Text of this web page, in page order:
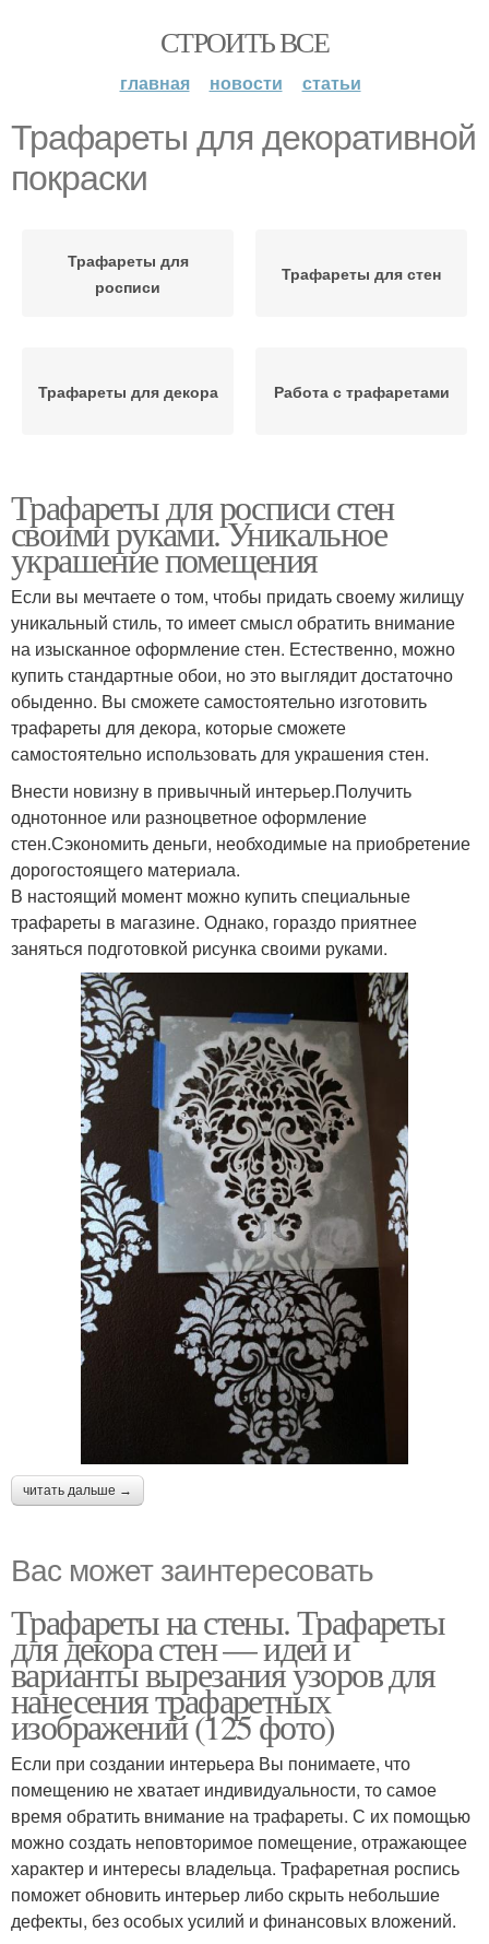
СТРОИТЬ ВСЕ
главная новости статьи
Трафареты для декоративной
покраски
Трафареты для
росписи
Трафареты для стен
Трафареты для декора Работа с трафаретами
Трафареты для росписи стен
своими руками. Уникальное
украшение помещения
Если вы мечтаете о том, чтобы придать своему жилищу
уникальный стиль, то имеет смысл обратить внимание
на изысканное оформление стен. Естественно, можно
купить стандартные обои, но это выглядит достаточно
обыденно. Вы сможете самостоятельно изготовить
трафареты для декора, которые сможете
самостоятельно использовать для украшения стен.
Внести новизну в привычный интерьер.Получить
однотонное или разноцветное оформление
стен.Сэкономить деньги, необходимые на приобретение
дорогостоящего материала.
В настоящий момент можно купить специальные
трафареты в магазине. Однако, гораздо приятнее
заняться подготовкой рисунка своими руками.
читать дальше →
Вас может заинтересовать
Трафареты на стены. Трафареты
для декора стен — идеи и
варианты вырезания узоров для
нанесения трафаретных
изображений (125 фото)
Если при создании интерьера Вы понимаете, что
помещению не хватает индивидуальности, то самое
время обратить внимание на трафареты. С их помощью
можно создать неповторимое помещение, отражающее
характер и интересы владельца. Трафаретная роспись
поможет обновить интерьер либо скрыть небольшие
дефекты, без особых усилий и финансовых вложений.